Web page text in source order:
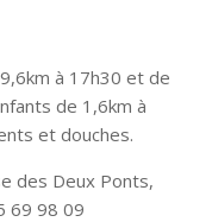
à 17h30 et de
de 1,6km à
et douches.
des Deux Ponts,
69 98 09